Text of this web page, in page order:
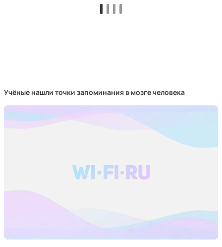
Учёные нашли точки запоминания в мозге человека